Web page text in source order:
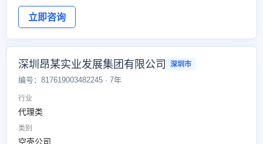
立即咨询
深圳昂某实业发展集团有限公司 深圳市
编号：817619003482245 · 7年
行业
代理类
类别
空壳公司